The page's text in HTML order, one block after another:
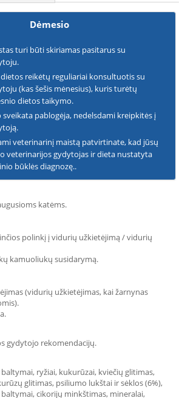
Dėmesio
turi būti skiriamas pasitarus su
reikėtų reguliariai konsultuotis su
(kas šešis mėnesius), kuris turėtų
dietos taikymo.
sveikata pablogėja, nedelsdami kreipkitės į
veterinarinį maistą patvirtinate, kad jūsų
veterinarijos gydytojas ir dieta nustatyta
būklės diagnozę..
katėms.
polinkį į vidurių užkietėjimą / vidurių
kamuoliukų susidarymą.
(vidurių užkietėjimas, kai žarnynas
gydytojo rekomendacijų.
ryžiai, kukurūzai, kviečių glitimas,
glitimas, psiliumo lukštai ir sėklos (6%),
cikorijų minkštimas, mineralai,